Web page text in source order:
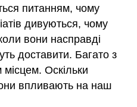
питанням, чому
дивуються, чому
вони насправді
доставити. Багато з
місцем. Оскільки
впливають на наш